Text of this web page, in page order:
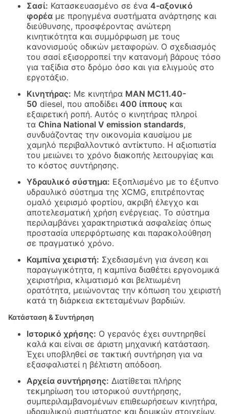
Σασί: Κατασκευασμένο σε ένα 4-αξονικό
φορέα με προηγμένα συστήματα ανάρτησης και
διεύθυνσης, προσφέροντας ανώτερη
κινητικότητα και συμμόρφωση με τους
κανονισμούς οδικών μεταφορών. Ο σχεδιασμός
του σασί εξισορροπεί την κατανομή βάρους τόσο
για ταξίδια στο δρόμο όσο και για ελιγμούς στο
εργοτάξιο.
Κινητήρας: Με κινητήρα MAN MC11.40-
50 diesel, που αποδίδει 400 ίππους και
εξαιρετική ροπή. Αυτός ο κινητήρας πληροί
τα China National V emission standards,
συνδυάζοντας την οικονομία καυσίμου με
χαμηλό περιβαλλοντικό αντίκτυπο. Η αξιοπιστία
του μειώνει το χρόνο διακοπής λειτουργίας και
το κόστος συντήρησης.
Υδραυλικό σύστημα: Εξοπλισμένο με το έξυπνο
υδραυλικό σύστημα της XCMG, επιτρέποντας
ομαλό χειρισμό φορτίου, ακριβή έλεγχο και
αποτελεσματική χρήση ενέργειας. Το σύστημα
περιλαμβάνει χαρακτηριστικά ασφαλείας όπως
προστασία υπερφόρτωσης και παρακολούθηση
σε πραγματικό χρόνο.
Καμπίνα χειριστή: Σχεδιασμένη για άνεση και
παραγωγικότητα, η καμπίνα διαθέτει εργονομικά
χειριστήρια, κλιματισμό και βελτιωμένη
ορατότητα, μειώνοντας την κόπωση του χειριστή
κατά τη διάρκεια εκτεταμένων βαρδιών.
Κατάσταση & Συντήρηση
Ιστορικό χρήσης: Ο γερανός έχει συντηρηθεί
καλά και είναι σε άριστη μηχανική κατάσταση.
Έχει υποβληθεί σε τακτική συντήρηση για να
εξασφαλιστεί η βέλτιστη απόδοση.
Αρχεία συντήρησης: Διατίθεται πλήρης
τεκμηρίωση του ιστορικού συντήρησης,
συμπεριλαμβανομένων επιθεωρήσεων κινητήρα,
υδραυλικού συστήματος και δομικών στοιχείων.